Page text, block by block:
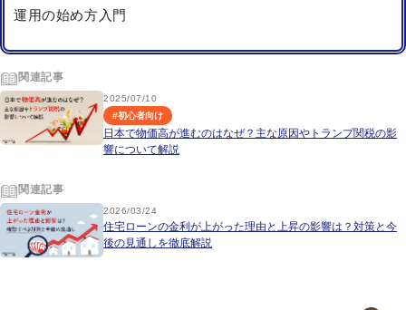
運用の始め方入門
関連記事
2025/07/10
#初心者向け
日本で物価高が進むのはなぜ？主な原因やトランプ関税の影
響について解説
関連記事
2026/03/24
住宅ローンの金利が上がった理由と上昇の影響は？対策と今
後の見通しを徹底解説